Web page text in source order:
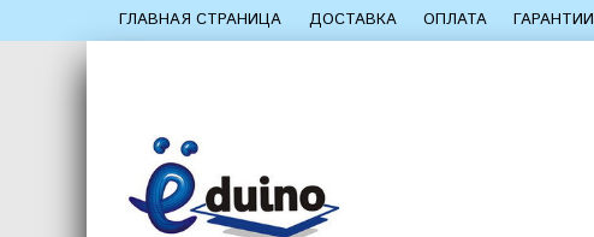
ГЛАВНАЯ СТРАНИЦА ДОСТАВКА ОПЛАТА ГАРАНТИИ